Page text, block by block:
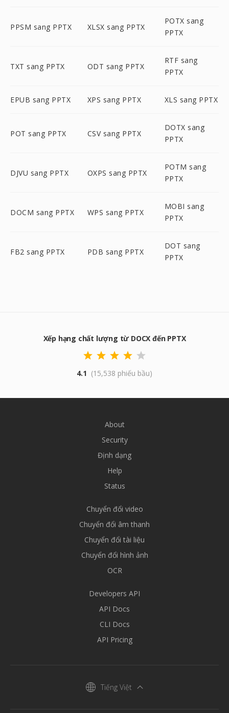
PPSM sang PPTX XLSX sang PPTX
POTX sang
PPTX
TXT sang PPTX ODT sang PPTX
RTF sang
PPTX
EPUB sang PPTX XPS sang PPTX XLS sang PPTX
POT sang PPTX CSV sang PPTX
DOTX sang
PPTX
DJVU sang PPTX OXPS sang PPTX
POTM sang
PPTX
DOCM sang PPTX WPS sang PPTX
MOBI sang
PPTX
FB2 sang PPTX PDB sang PPTX
DOT sang
PPTX
Xếp hạng chất lượng từ DOCX đến PPTX
4.1 (15,538 phiếu bầu)
About
Security
Định dạng
Help
Status
Chuyển đổi video
Chuyển đổi âm thanh
Chuyển đổi tài liệu
Chuyển đổi hình ảnh
OCR
Developers API
API Docs
CLI Docs
API Pricing
Tiếng Việt